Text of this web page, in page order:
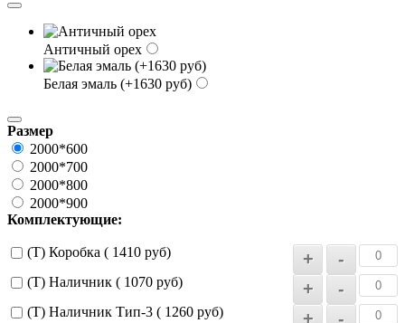
Античный орех
Белая эмаль (+1630 руб)
Размер
2000*600
2000*700
2000*800
2000*900
Комплектующие:
(Т) Коробка ( 1410 руб)
(Т) Наличник ( 1070 руб)
(Т) Наличник Тип-3 ( 1260 руб)